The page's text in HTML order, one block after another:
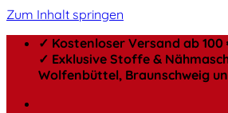
Zum Inhalt springen
✓ Kostenloser Versand ab 100
✓ Exklusive Stoffe &
Wolfenbüttel, Braunschweig